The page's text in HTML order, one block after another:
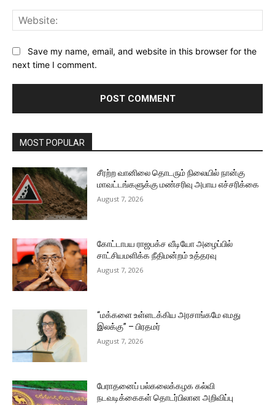
Save my name, email, and website in this browser for the
next time I comment.
MOST POPULAR
சீரற்ற வானிலை தொடரும் நிலையில் நான்கு
மாவட்டங்களுக்கு மண்சரிவு அபாய எச்சரிக்கை
August 7, 2026
கோட்டாபய ராஜபக்ச வீடியோ அழைப்பில்
சாட்சியமளிக்க நீதிமன்றம் உத்தரவு
August 7, 2026
“மக்களை உள்ளடக்கிய அரசாங்கமே எமது
இலக்கு” – பிரதமர்
August 7, 2026
பேராதனைப் பல்கலைக்கழக கல்வி
நடவடிக்கைகள் தொடர்பிலான அறிவிப்பு